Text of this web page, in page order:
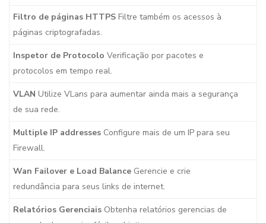
Filtro de páginas HTTPS Filtre também os acessos à
páginas criptografadas.
Inspetor de Protocolo Verificação por pacotes e
protocolos em tempo real.
VLAN Utilize VLans para aumentar ainda mais a segurança
de sua rede.
Multiple IP addresses Configure mais de um IP para seu
Firewall.
Wan Failover e Load Balance Gerencie e crie
redundância para seus links de internet.
Relatórios Gerenciais Obtenha relatórios gerencias de